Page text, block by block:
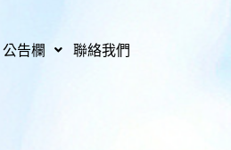
公告欄 聯絡我們